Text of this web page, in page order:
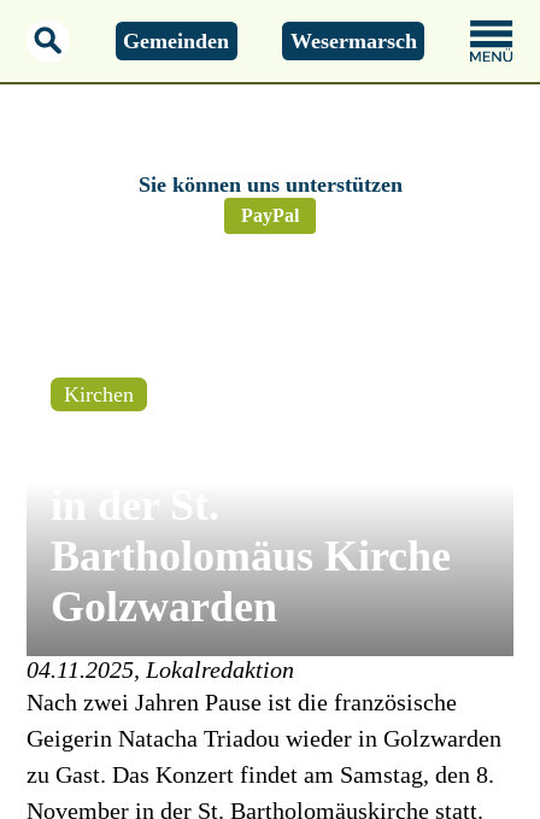
Gemeinden Wesermarsch
Sie können uns unterstützen
PayPal
Kirchen
in der St.
Bartholomäus Kirche
Golzwarden
04.11.2025, Lokalredaktion
Nach zwei Jahren Pause ist die französische
Geigerin Natacha Triadou wieder in Golzwarden
zu Gast. Das Konzert findet am Samstag, den 8.
November in der St. Bartholomäuskirche statt.